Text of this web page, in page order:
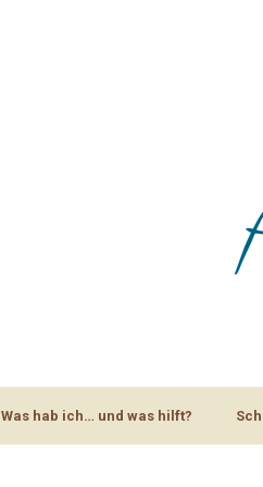
Was hab ich… und was hilft?